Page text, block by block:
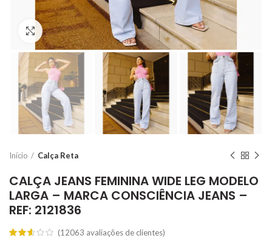
Click to enlarge
Início Calça Reta
CALÇA JEANS FEMININA WIDE LEG MODELO
LARGA – MARCA CONSCIÊNCIA JEANS –
REF: 2121836
(12063 avaliações de clientes)